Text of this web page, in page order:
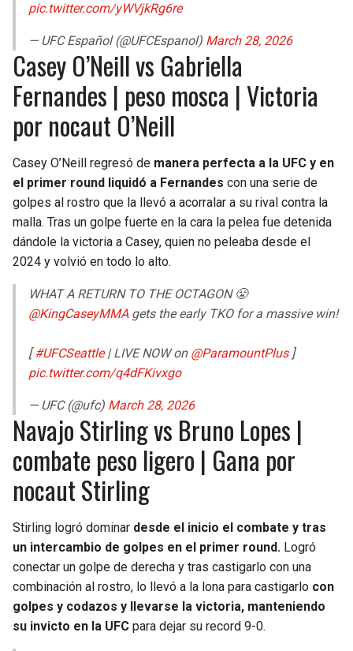
pic.twitter.com/yWVjkRg6re
— UFC Español (@UFCEspanol) March 28, 2026
Casey O’Neill vs Gabriella
Fernandes | peso mosca | Victoria
por nocaut O’Neill
Casey O’Neill regresó de manera perfecta a la UFC y en
el primer round liquidó a Fernandes con una serie de
golpes al rostro que la llevó a acorralar a su rival contra la
malla. Tras un golpe fuerte en la cara la pelea fue detenida
dándole la victoria a Casey, quien no peleaba desde el
2024 y volvió en todo lo alto.
WHAT A RETURN TO THE OCTAGON 😤
@KingCaseyMMAgets the early TKO for a massive win!
[#UFCSeattle| LIVE NOW on @ParamountPlus]
pic.twitter.com/q4dFKivxgo
— UFC (@ufc) March 28, 2026
Navajo Stirling vs Bruno Lopes |
combate peso ligero | Gana por
nocaut Stirling
Stirling logró dominar desde el inicio el combate y tras
un intercambio de golpes en el primer round. Logró
conectar un golpe de derecha y tras castigarlo con una
combinación al rostro, lo llevó a la lona para castigarlo con
golpes y codazos y llevarse la victoria, manteniendo
su invicto en la UFC para dejar su record 9-0.